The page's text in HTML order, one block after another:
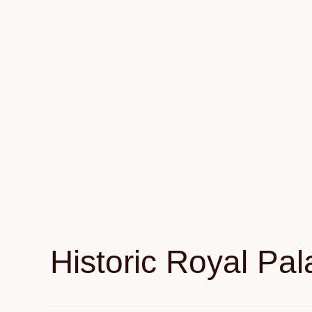
Historic Royal